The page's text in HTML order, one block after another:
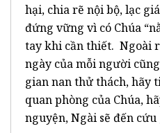
hại, chia rẽ nội bộ, lạc
đứng vững vì có Chúa
tay khi cần thiết. Ngoài
ngày của mỗi người
gian nan thử thách, hãy
quan phòng của Chúa,
nguyện, Ngài sẽ đến cứu